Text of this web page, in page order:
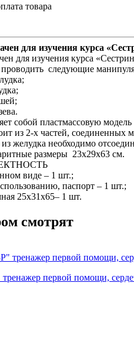
товара
для изучения курса
для изучения курса
проводить следующие
собой пластмассовую
2-х частей, соединенных
желудка необходимо
размеры 23х29х63 см.
виде – 1 шт.;
паспорт – 1 шт.;
25х31х65– 1 шт.
смотрят
первой помощи,